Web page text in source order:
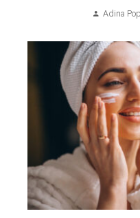
Adina